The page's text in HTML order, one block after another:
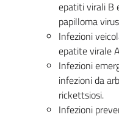
epatiti virali B
papilloma
Infezioni
epatite virale
Infezioni
infezioni da
rickettsiosi.
Infezioni